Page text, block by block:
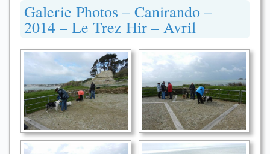
Galerie Photos – Canirando –
2014 – Le Trez Hir – Avril